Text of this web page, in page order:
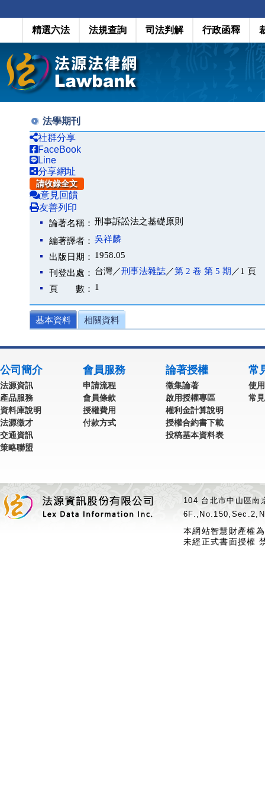
精選六法 法規查詢 司法判解 行政函釋
法學期刊
社群分享
FaceBook
Line
分享網址
請收錄全文
意見回饋
友善列印
論著名稱： 刑事訴訟法之基礎原則
編著譯者： 吳祥麟
出版日期： 1958.05
刊登出處： 台灣／刑事法雜誌／第 2 卷 第 5 期 ／1 頁
頁 數： 1
基本資料 相關資料
公司簡介
法源資訊
產品服務
資料庫說明
法源徵才
交通資訊
策略聯盟
會員服務
申請流程
會員條款
授權費用
付款方式
論著授權
徵集論著
啟用授權專區
權利金計算說明
授權合約書下載
投稿基本資料表
常
使
常
104 台北市中山區
本網站智慧財產權
未經正式書面授權